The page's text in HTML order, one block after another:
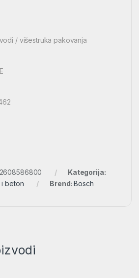
/ višestruka pakovanja
2608586800
Kategorija:
beton
Brend:Bosch